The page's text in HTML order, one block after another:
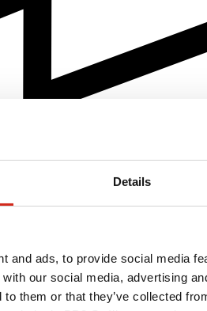
Details
and ads, to provide social media
our social media, advertising
to them or that they’ve collected